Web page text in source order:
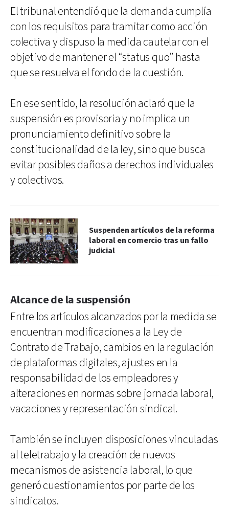
El tribunal entendió que la demanda cumplía
con los requisitos para tramitar como acción
colectiva y dispuso la medida cautelar con el
objetivo de mantener el “status quo” hasta
que se resuelva el fondo de la cuestión.
En ese sentido, la resolución aclaró que la
suspensión es provisoria y no implica un
pronunciamiento definitivo sobre la
constitucionalidad de la ley, sino que busca
evitar posibles daños a derechos individuales
y colectivos.
Suspenden artículos de la reforma
laboral en comercio tras un fallo
judicial
Alcance de la suspensión
Entre los artículos alcanzados por la medida se
encuentran modificaciones a la Ley de
Contrato de Trabajo, cambios en la regulación
de plataformas digitales, ajustes en la
responsabilidad de los empleadores y
alteraciones en normas sobre jornada laboral,
vacaciones y representación sindical.
También se incluyen disposiciones vinculadas
al teletrabajo y la creación de nuevos
mecanismos de asistencia laboral, lo que
generó cuestionamientos por parte de los
sindicatos.